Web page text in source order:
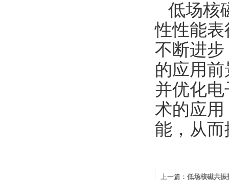
低场核
性性能
不断进
的应用
并优化
术的应
能，从
上一篇： 低场核磁共振